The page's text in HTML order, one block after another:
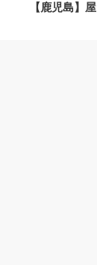
【鹿児島】